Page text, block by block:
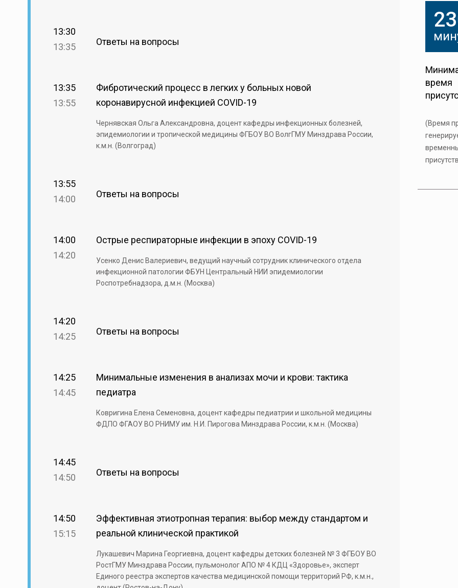
13:30
13:35
Ответы на вопросы
13:35
13:55
Фибротический процесс в легких у больных новой
коронавирусной инфекцией COVID-19
Чернявская Ольга Александровна, доцент кафедры инфекционных болезней,
эпидемиологии и тропической медицины ФГБОУ ВО ВолгГМУ Минздрава России,
к.м.н. (Волгоград)
13:55
14:00
Ответы на вопросы
14:00
14:20
Острые респираторные инфекции в эпоху COVID-19
Усенко Денис Валериевич, ведущий научный сотрудник клинического отдела
инфекционной патологии ФБУН Центральный НИИ эпидемиологии
Роспотребнадзора, д.м.н. (Москва)
14:20
14:25
Ответы на вопросы
14:25
14:45
Минимальные изменения в анализах мочи и крови: тактика
педиатра
Ковригина Елена Семеновна, доцент кафедры педиатрии и школьной медицины
ФДПО ФГАОУ ВО РНИМУ им. Н.И. Пирогова Минздрава России, к.м.н. (Москва)
14:45
14:50
Ответы на вопросы
14:50
15:15
Эффективная этиотропная терапия: выбор между стандартом и
реальной клинической практикой
Лукашевич Марина Георгиевна, доцент кафедры детских болезней № 3 ФГБОУ ВО
РостГМУ Минздрава России, пульмонолог АПО № 4 КДЦ «Здоровье», эксперт
Единого реестра экспертов качества медицинской помощи территорий РФ, к.м.н.,
время
(Время